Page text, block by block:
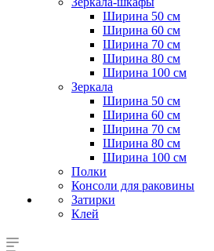
Ширина 50 см
Ширина 60 см
Ширина 70 см
Ширина 80 см
Ширина 100 см
Зеркала
Ширина 50 см
Ширина 60 см
Ширина 70 см
Ширина 80 см
Ширина 100 см
Полки
Консоли для раковины
Затирки
Клей